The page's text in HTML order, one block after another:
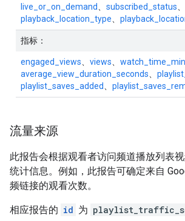
live_or_on_demand
subscribed_status
playback_location_type
指标：
engaged_views views
average_view_duration_seconds
playlist_saves_added
流量来源
此报告会根据观看者访问频道播放列表
统计信息。例如，此报告可确定来自
频链接的观看次数。
相应报告的 id 为